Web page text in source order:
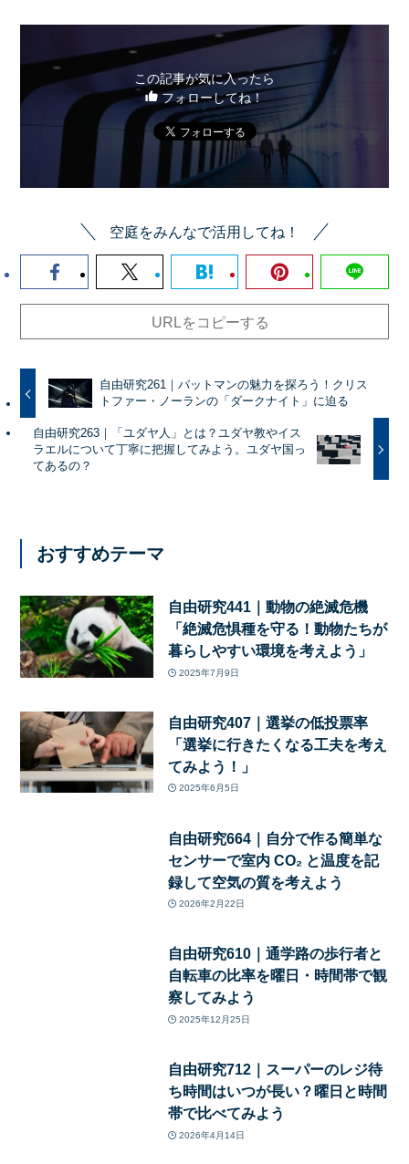
この記事が気に入ったら
フォローしてね！
空庭をみんなで活用してね！
URLをコピーする
自由研究261｜バットマンの魅力を探ろう！クリス
トファー・ノーランの「ダークナイト」に迫る
自由研究263｜「ユダヤ人」とは？ユダヤ教やイス
ラエルについて丁寧に把握してみよう。ユダヤ国っ
てあるの？
おすすめテーマ
自由研究441｜動物の絶滅危機
「絶滅危惧種を守る！動物たちが
暮らしやすい環境を考えよう」
2025年7月9日
自由研究407｜選挙の低投票率
「選挙に行きたくなる工夫を考え
てみよう！」
2025年6月5日
自由研究664｜自分で作る簡単な
センサーで室内 CO₂ と温度を記
録して空気の質を考えよう
2026年2月22日
自由研究610｜通学路の歩行者と
自転車の比率を曜日・時間帯で観
察してみよう
2025年12月25日
自由研究712｜スーパーのレジ待
ち時間はいつが長い？曜日と時間
帯で比べてみよう
2026年4月14日